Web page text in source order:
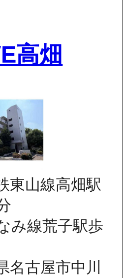
高畑
東山線高畑駅
み線荒子駅歩
名古屋市中川